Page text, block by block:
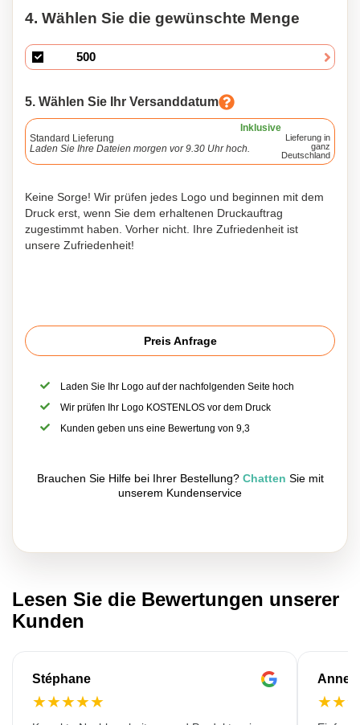
4. Wählen Sie die gewünschte Menge
5. Wählen Sie Ihr Versanddatum
Inklusive
Standard Lieferung
Laden Sie Ihre Dateien morgen vor 9.30 Uhr hoch.
Lieferung in
ganz
Deutschland
Keine Sorge! Wir prüfen jedes Logo und beginnen mit dem
Druck erst, wenn Sie dem erhaltenen Druckauftrag
zugestimmt haben. Vorher nicht. Ihre Zufriedenheit ist
unsere Zufriedenheit!
Preis Anfrage
Laden Sie Ihr Logo auf der nachfolgenden Seite hoch
Wir prüfen Ihr Logo KOSTENLOS vor dem Druck
Kunden geben uns eine Bewertung von 9,3
Brauchen Sie Hilfe bei Ihrer Bestellung? Chatten Sie mit
unserem Kundenservice
Lesen Sie die Bewertungen unserer
Kunden
Stéphane
★★★★★
Anne-
★★